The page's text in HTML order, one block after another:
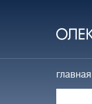
главная